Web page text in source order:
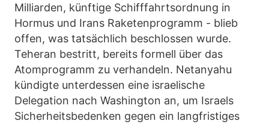
Milliarden, künftige Schifffahrtsordnung in
Hormus und Irans Raketenprogramm - blieb
offen, was tatsächlich beschlossen wurde.
Teheran bestritt, bereits formell über das
Atomprogramm zu verhandeln. Netanyahu
kündigte unterdessen eine israelische
Delegation nach Washington an, um Israels
Sicherheitsbedenken gegen ein langfristiges